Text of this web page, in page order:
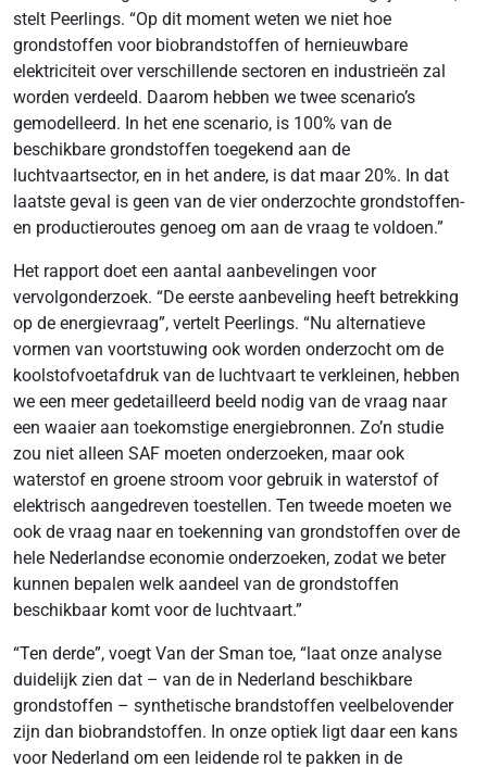
stelt Peerlings. “Op dit moment weten we niet hoe
grondstoffen voor biobrandstoffen of hernieuwbare
elektriciteit over verschillende sectoren en industrieën zal
worden verdeeld. Daarom hebben we twee scenario’s
gemodelleerd. In het ene scenario, is 100% van de
beschikbare grondstoffen toegekend aan de
luchtvaartsector, en in het andere, is dat maar 20%. In dat
laatste geval is geen van de vier onderzochte grondstoffen-
en productieroutes genoeg om aan de vraag te voldoen.”
Het rapport doet een aantal aanbevelingen voor
vervolgonderzoek. “De eerste aanbeveling heeft betrekking
op de energievraag”, vertelt Peerlings. “Nu alternatieve
vormen van voortstuwing ook worden onderzocht om de
koolstofvoetafdruk van de luchtvaart te verkleinen, hebben
we een meer gedetailleerd beeld nodig van de vraag naar
een waaier aan toekomstige energiebronnen. Zo’n studie
zou niet alleen SAF moeten onderzoeken, maar ook
waterstof en groene stroom voor gebruik in waterstof of
elektrisch aangedreven toestellen. Ten tweede moeten we
ook de vraag naar en toekenning van grondstoffen over de
hele Nederlandse economie onderzoeken, zodat we beter
kunnen bepalen welk aandeel van de grondstoffen
beschikbaar komt voor de luchtvaart.”
“Ten derde”, voegt Van der Sman toe, “laat onze analyse
duidelijk zien dat – van de in Nederland beschikbare
grondstoffen – synthetische brandstoffen veelbelovender
zijn dan biobrandstoffen. In onze optiek ligt daar een kans
voor Nederland om een leidende rol te pakken in de